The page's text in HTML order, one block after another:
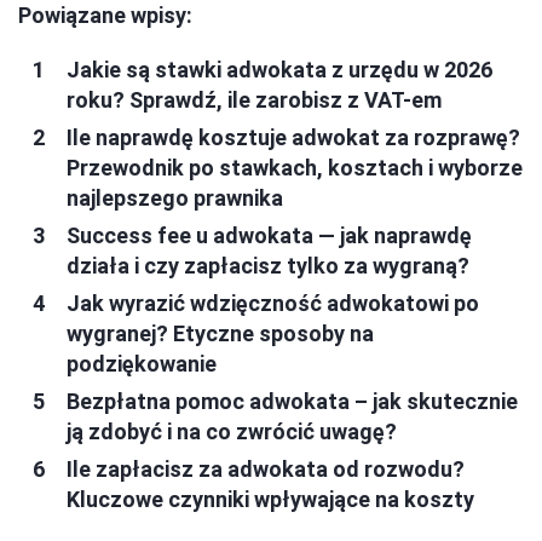
Powiązane wpisy:
Jakie są stawki adwokata z urzędu w 2026
roku? Sprawdź, ile zarobisz z VAT-em
Ile naprawdę kosztuje adwokat za rozprawę?
Przewodnik po stawkach, kosztach i wyborze
najlepszego prawnika
Success fee u adwokata — jak naprawdę
działa i czy zapłacisz tylko za wygraną?
Jak wyrazić wdzięczność adwokatowi po
wygranej? Etyczne sposoby na
podziękowanie
Bezpłatna pomoc adwokata – jak skutecznie
ją zdobyć i na co zwrócić uwagę?
Ile zapłacisz za adwokata od rozwodu?
Kluczowe czynniki wpływające na koszty